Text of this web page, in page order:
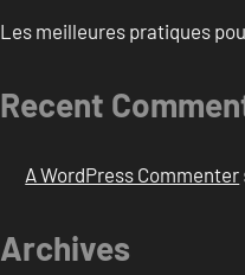
Les meilleures pratiques
Recent
A WordPress Commenter
Archives